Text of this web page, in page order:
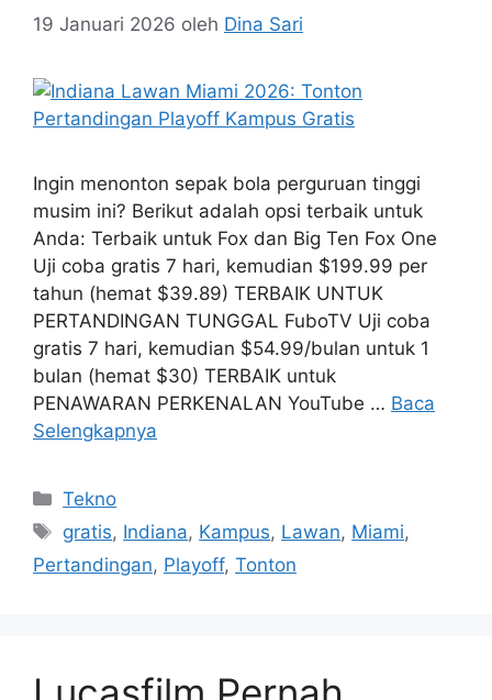
19 Januari 2026 oleh Dina Sari
Ingin menonton sepak bola perguruan tinggi
musim ini? Berikut adalah opsi terbaik untuk
Anda: Terbaik untuk Fox dan Big Ten Fox One
Uji coba gratis 7 hari, kemudian $199.99 per
tahun (hemat $39.89) TERBAIK UNTUK
PERTANDINGAN TUNGGAL FuboTV Uji coba
gratis 7 hari, kemudian $54.99/bulan untuk 1
bulan (hemat $30) TERBAIK untuk
PENAWARAN PERKENALAN YouTube … Baca
Selengkapnya
Kategori
Tekno
Tag
gratis, Indiana, Kampus, Lawan, Miami,
Pertandingan, Playoff, Tonton